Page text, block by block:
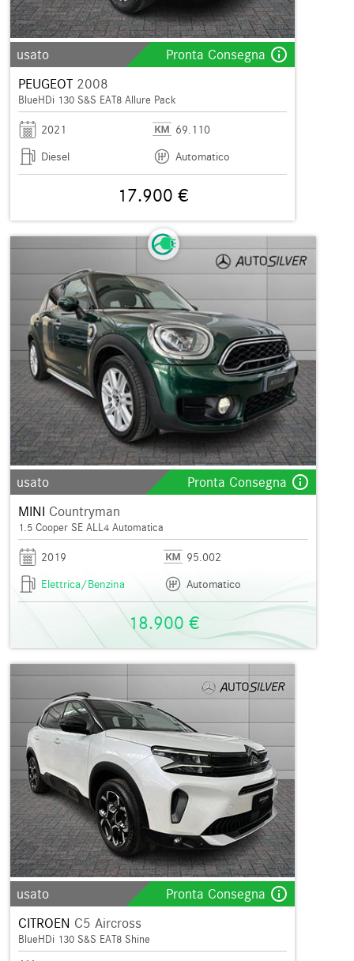
usato Pronta Consegna info_outline
PEUGEOT 2008
BlueHDi 130 S&S EAT8 Allure Pack
2021
69.110
Diesel
Automatico
17.900 €
usato Pronta Consegna info_outline
MINI Countryman
1.5 Cooper SE ALL4 Automatica
2019
95.002
Elettrica/Benzina
Automatico
18.900 €
usato Pronta Consegna info_outline
CITROEN C5 Aircross
BlueHDi 130 S&S EAT8 Shine